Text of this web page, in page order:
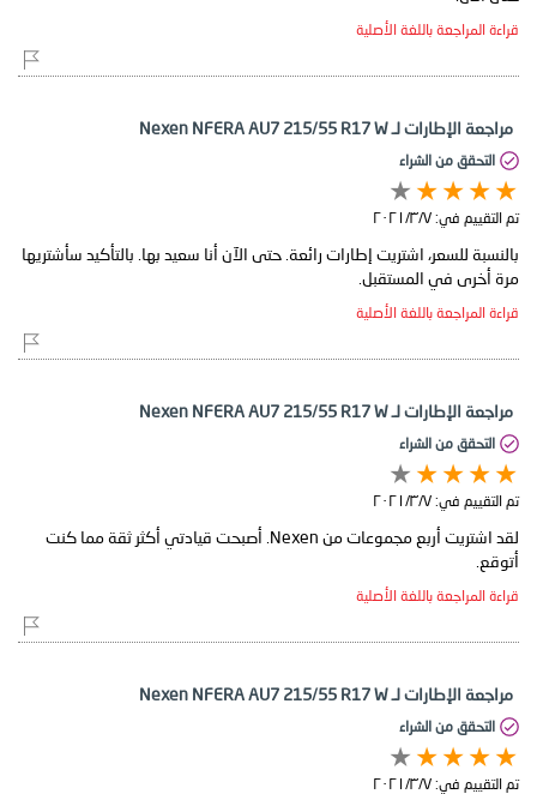
قراءة المراجعة باللغة الأصلية
مراجعة الإطارات لـ Nexen NFERA AU7 215/55 R17 W
التحقق من الشراء
تم التقييم في: ٧‏/٣‏/٢٠٢١
بالنسبة للسعر، اشتريت إطارات رائعة. حتى الآن أنا سعيد بها. بالتأكيد سأشتريها
مرة أخرى في المستقبل.
قراءة المراجعة باللغة الأصلية
مراجعة الإطارات لـ Nexen NFERA AU7 215/55 R17 W
التحقق من الشراء
تم التقييم في: ٧‏/٣‏/٢٠٢١
لقد اشتريت أربع مجموعات من Nexen. أصبحت قيادتي أكثر ثقة مما كنت
أتوقع.
قراءة المراجعة باللغة الأصلية
مراجعة الإطارات لـ Nexen NFERA AU7 215/55 R17 W
التحقق من الشراء
تم التقييم في: ٧‏/٣‏/٢٠٢١